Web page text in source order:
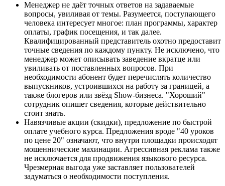
Менеджер не даёт точных ответов на задаваемые
вопросы, увиливая от темы. Разумеется, поступающего
человека интересует многое: план программы, характер
оплаты, график посещения, и так далее.
Квалифицированный представитель охотно предоставит
точные сведения по каждому пункту. Не исключено, что
менеджер может описывать заведение вкратце или
увиливать от поставленных вопросов. При
необходимости абонент будет перечислять количество
выпускников, устроившихся на работу за границей, а
также блогеров или звёзд Show-бизнеса. "Хороший"
сотрудник опишет сведения, которые действительно
стоит знать.
Навязчивые акции (скидки), предложение по быстрой
оплате учебного курса. Предложения вроде "40 уроков
по цене 20" означают, что внутри площадки происходят
мошеннические махинации. Агрессивная реклама также
не исключается для продвижения языкового ресурса.
Чрезмерная выгода уже заставляет пользователей
задуматься о необходимости поступления.